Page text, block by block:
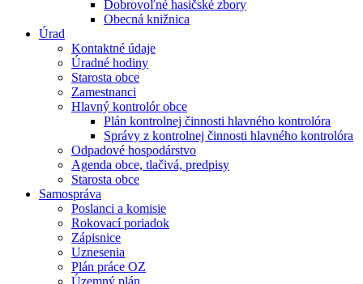
Dobrovoľné hasičské zbory
Obecná knižnica
Úrad
Kontaktné údaje
Úradné hodiny
Starosta obce
Zamestnanci
Hlavný kontrolór obce
Plán kontrolnej činnosti hlavného kontrolóra
Správy z kontrolnej činnosti hlavného kontrolóra
Odpadové hospodárstvo
Agenda obce, tlačivá, predpisy
Starosta obce
Samospráva
Poslanci a komisie
Rokovací poriadok
Zápisnice
Uznesenia
Plán práce OZ
Územný plán